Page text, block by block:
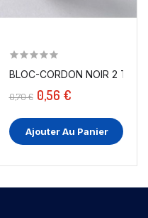
BEIGE 2 TROUS, ARRÊTS STOP POUR...BLOC-
0,70 € 0,56 €
Ajouter Au Panier